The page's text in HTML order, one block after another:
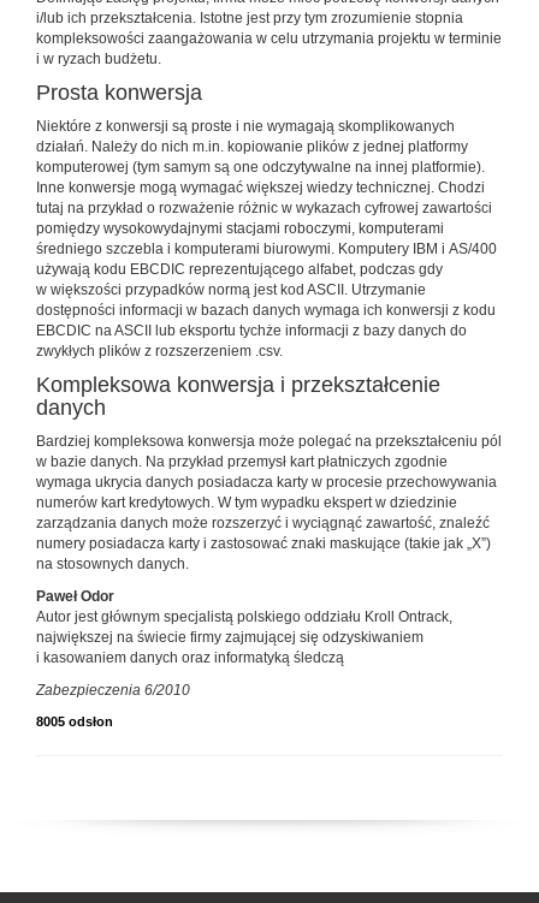
i/lub ich przekształcenia. Istotne jest przy tym zrozumienie stopnia
kompleksowości zaangażowania w celu utrzymania projektu w terminie
i w ryzach budżetu.
Prosta konwersja
Niektóre z konwersji są proste i nie wymagają skomplikowanych
działań. Należy do nich m.in. kopiowanie plików z jednej platformy
komputerowej (tym samym są one odczytywalne na innej platformie).
Inne konwersje mogą wymagać większej wiedzy technicznej. Chodzi
tutaj na przykład o rozważenie różnic w wykazach cyfrowej zawartości
pomiędzy wysokowydajnymi stacjami roboczymi, komputerami
średniego szczebla i komputerami biurowymi. Komputery IBM i AS/400
używają kodu EBCDIC reprezentującego alfabet, podczas gdy
w większości przypadków normą jest kod ASCII. Utrzymanie
dostępności informacji w bazach danych wymaga ich konwersji z kodu
EBCDIC na ASCII lub eksportu tychże informacji z bazy danych do
zwykłych plików z rozszerzeniem .csv.
Kompleksowa konwersja i przekształcenie
danych
Bardziej kompleksowa konwersja może polegać na przekształceniu pól
w bazie danych. Na przykład przemysł kart płatniczych zgodnie
wymaga ukrycia danych posiadacza karty w procesie przechowywania
numerów kart kredytowych. W tym wypadku ekspert w dziedzinie
zarządzania danych może rozszerzyć i wyciągnąć zawartość, znaleźć
numery posiadacza karty i zastosować znaki maskujące (takie jak „X”)
na stosownych danych.
Paweł Odor
Autor jest głównym specjalistą polskiego oddziału Kroll Ontrack,
największej na świecie firmy zajmującej się odzyskiwaniem
i kasowaniem danych oraz informatyką śledczą
Zabezpieczenia 6/2010
8005 odsłon